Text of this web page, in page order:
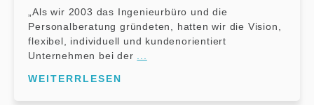
„Als wir 2003 das Ingenieurbüro und die
Personalberatung gründeten, hatten wir die Vision,
flexibel, individuell und kundenorientiert
Unternehmen bei der
WEITERRLESEN